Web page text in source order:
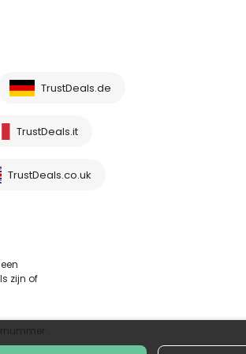
TrustDeals.de
TrustDeals.it
TrustDeals.co.uk
zijn of